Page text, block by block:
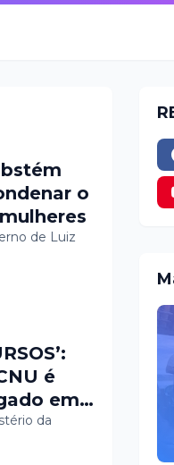
o
de Luiz
é
em
novo
da